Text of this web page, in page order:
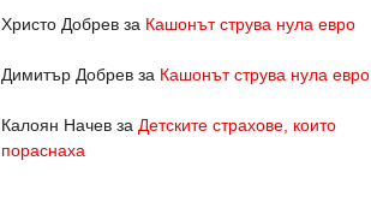
Христо Добрев за Кашонът струва нула евро
Димитър Добрев за Кашонът струва нула евро
Калоян Начев за Детските страхове, които
пораснаха